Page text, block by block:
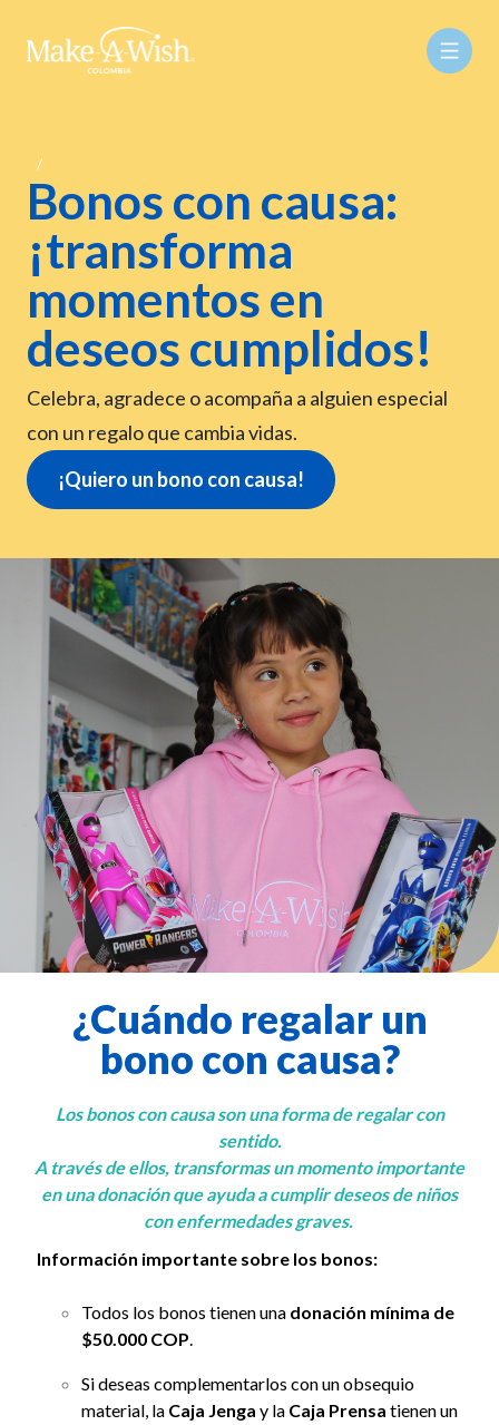
Bonos con causa:
¡transforma
momentos en
deseos cumplidos!
Celebra, agradece o acompaña a alguien especial
con un regalo que cambia vidas.
¡Quiero un bono con causa!
¿Cuándo regalar un
bono con causa?
Los bonos con causa son una forma de regalar con
sentido.
A través de ellos, transformas un momento importante
en una donación que ayuda a cumplir deseos de niños
con enfermedades graves.
Información importante sobre los bonos:
Todos los bonos tienen una donación mínima de
$50.000 COP.
Si deseas complementarlos con un obsequio
material, la Caja Jenga y la Caja Prensa tienen un